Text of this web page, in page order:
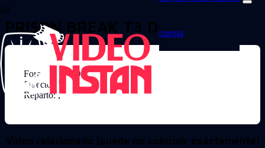
cuenta
PRISON BREAK T3 D4
Formato: DVD
Director:
Reparto: ,
Video relacionado (puede no coincidir exactamente)